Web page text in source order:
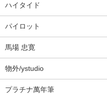
ハイタイド
パイロット
馬場 忠寛
物外/ystudio
プラチナ萬年筆